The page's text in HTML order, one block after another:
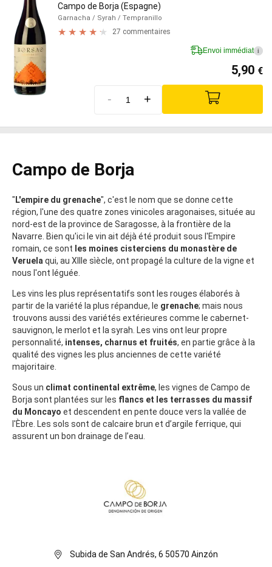
Campo de Borja (Espagne)
Garnacha / Syrah / Tempranillo
27 commentaires
Envoi immédiat i
5,90 €
- +
Campo de Borja
" L'empire du grenache", c'est le nom que se donne cette
région, l'une des quatre zones vinicoles aragonaises, située au
nord-est de la province de Saragosse, à la frontière de la
Navarre. Bien qu'ici le vin ait déjà été produit sous l'Empire
romain, ce sont les moines cisterciens du monastère de
Veruelaqui, au XIIIe sìècle, ont propagé la culture de la vigne et
nous l'ont léguée.
Les vins les plus représentatifs sont les rouges élaborés à
partir de la variété la plus répandue, le grenache; mais nous
trouvons aussi des variétés extérieures comme le cabernet-
sauvignon, le merlot et la syrah. Les vins ont leur propre
personnalité, intenses, charnus et fruités, en partie grâce à la
qualité des vignes les plus anciennes de cette variété
majoritaire.
Sous un climat continental extrême, les vignes de Campo de
Borja sont plantées sur les flancs et les terrasses du massif
du Moncayo et descendent en pente douce vers la vallée de
l'Èbre. Les sols sont de calcaire brun et d’argile ferrique, qui
assurent un bon drainage de l’eau.
Subida de San Andrés, 6 50570 Ainzón